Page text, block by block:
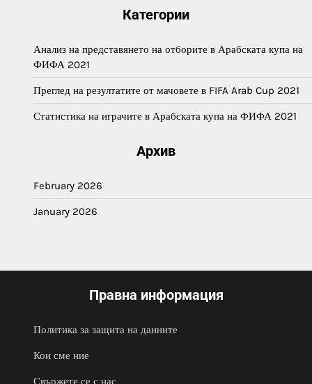
Категории
Анализ на представянето на отборите в Арабската купа на
ФИФА 2021
Преглед на резултатите от мачовете в FIFA Arab Cup 2021
Статистика на играчите в Арабската купа на ФИФА 2021
Архив
February 2026
January 2026
Правна информация
Политика за защита на данните
Кои сме ние
Свържете се с нас